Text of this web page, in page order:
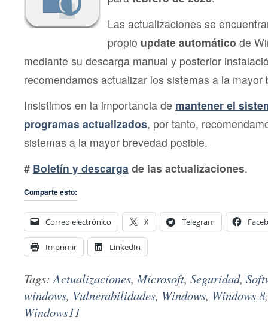
Las actualizaciones se
propio update automático de
mediante su descarga manual y posterior
recomendamos actualizar los sistemas a la mayor
Insistimos en la importancia de mantener el
programas actualizados, por tanto,
sistemas a la mayor brevedad posible.
# Boletín y descarga de las actualizaciones.
Comparte esto:
Correo electrónico X Telegram
Imprimir LinkedIn
Tags:Actualizaciones,Microsoft, Seguridad,
windows, Vulnerabilidades, Windows, Windows 8
Windows11